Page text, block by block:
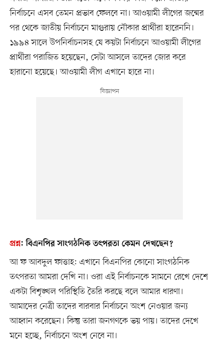
নির্বাচনে এসব তেমন প্রভাব ফেলবে না। আওয়ামী লীগের জন্মের
পর থেকে জাতীয় নির্বাচনে মাগুরায় নৌকার প্রার্থীরা হারেননি।
১৯৯৪ সালে উপনির্বাচনসহ যে কয়টা নির্বাচনে আওয়ামী লীগের
প্রার্থীরা পরাজিত হয়েছেন, সেটা আসলে তাদের জোর করে
হারানো হয়েছে। আওয়ামী লীগ এখানে হারে না।
প্রশ্ন:বিএনপির সাংগঠনিক তৎপরতা কেমন দেখছেন?
আ ফ আবদুল ফাত্তাহ: এখানে বিএনপির কোনো সাংগঠনিক
তৎপরতা আমরা দেখি না। ওরা এই নির্বাচনকে সামনে রেখে দেশে
একটা বিশৃঙ্খল পরিস্থিতি তৈরি করছে বলে আমার ধারণা।
আমাদের নেত্রী তাদের বারবার নির্বাচনে অংশ নেওয়ার জন্য
আহ্বান করেছেন। কিন্তু তারা জনগণকে ভয় পায়। তাদের দেখে
মনে হচ্ছে, নির্বাচনে অংশ নেবে না।